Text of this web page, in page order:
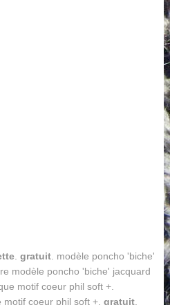
. gratuit. modèle poncho 'biche'
modèle poncho 'biche' jacquard
motif coeur phil soft +.
coeur phil soft +. gratuit.